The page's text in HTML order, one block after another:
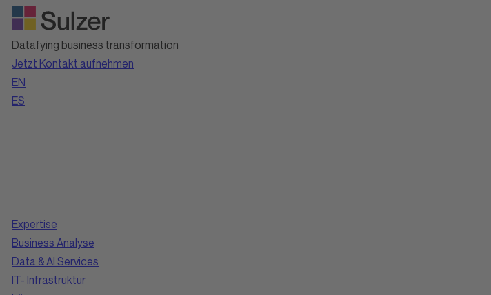
Datafying business transformation
Jetzt Kontakt aufnehmen
EN
ES
Expertise
Business Analyse
Data & AI Services
IT- Infrastruktur